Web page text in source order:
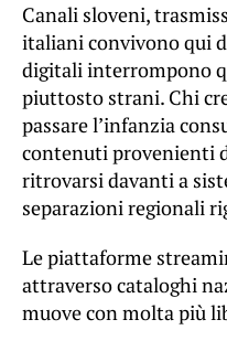
Canali sloveni,
italiani convivono qui
digitali interrompono
piuttosto strani. Chi
passare l’infanzia
contenuti provenienti
ritrovarsi davanti a
separazioni regionali
Le piattaforme
attraverso cataloghi
muove con molta più